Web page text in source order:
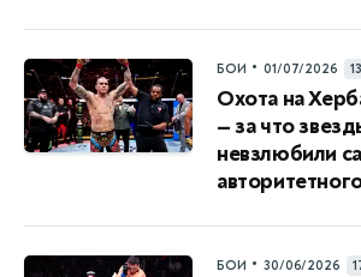
БОИ • 01/07/2026
Охота на
— за что
невзлюбили
БОИ • 30/06/2026